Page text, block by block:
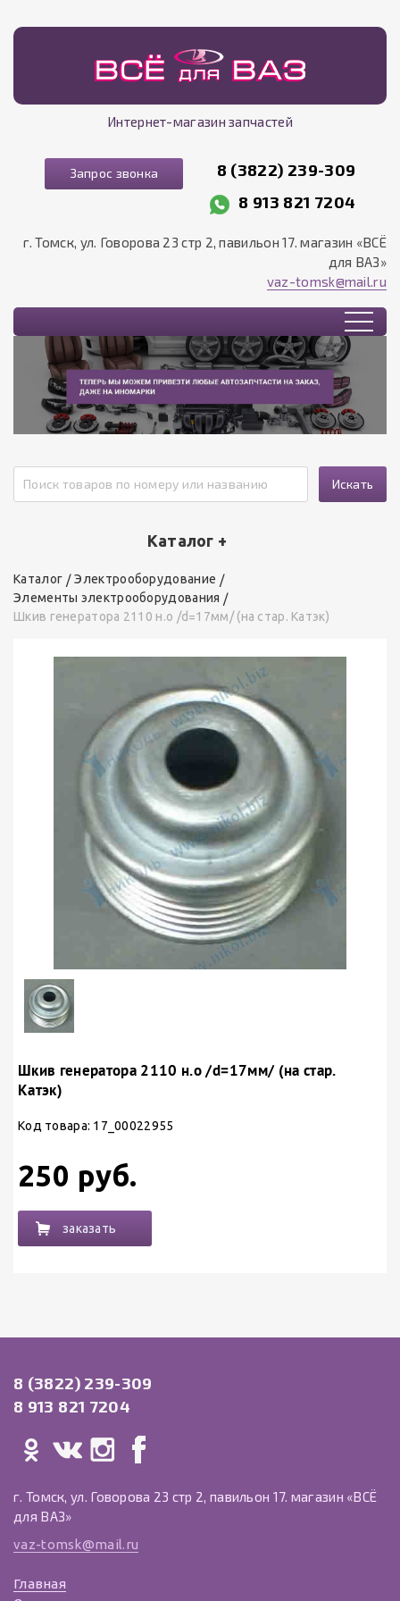
Интернет-магазин запчастей
Запрос звонка
8 (3822) 239-309
8 913 821 7204
г. Томск, ул. Говорова 23 стр 2, павильон 17. магазин «ВСЁ
для ВАЗ»
vaz-tomsk@mail.ru
Искать
Каталог +
Каталог
Электрооборудование
Элементы электрооборудования
Шкив генератора 2110 н.о /d=17мм/ (на стар. Катэк)
Шкив генератора 2110 н.о /d=17мм/ (на стар.
Катэк)
Код товара: 17_00022955
250 руб.
заказать
8 (3822) 239-309
8 913 821 7204
г. Томск, ул. Говорова 23 стр 2, павильон 17. магазин «ВСЁ
для ВАЗ»
vaz-tomsk@mail.ru
Главная